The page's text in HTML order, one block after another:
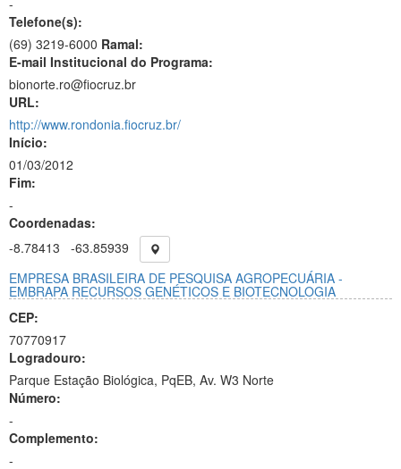
-
Telefone(s):
(69) 3219-6000 Ramal:
E-mail Institucional do Programa:
bionorte.ro@fiocruz.br
URL:
http://www.rondonia.fiocruz.br/
Início:
01/03/2012
Fim:
-
Coordenadas:
-8.78413
-63.85939
EMPRESA BRASILEIRA DE PESQUISA AGROPECUÁRIA -
EMBRAPA RECURSOS GENÉTICOS E BIOTECNOLOGIA
CEP:
70770917
Logradouro:
Parque Estação Biológica, PqEB, Av. W3 Norte
Número:
-
Complemento:
-